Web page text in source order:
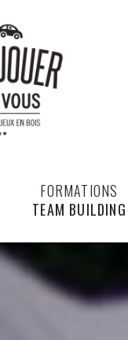
FORMATIONS
TEAM BUILDING